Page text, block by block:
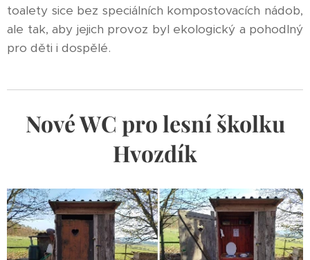
toalety sice bez speciálních kompostovacích nádob,
ale tak, aby jejich provoz byl ekologický a pohodlný
pro děti i dospělé.
Nové WC pro lesní školku
Hvozdík